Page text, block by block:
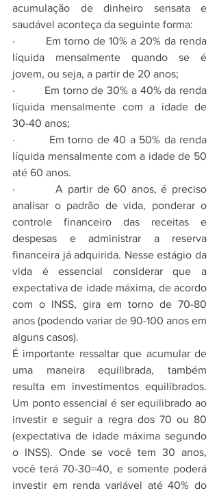
acumulação de dinheiro sensata e
saudável aconteça da seguinte forma:
·         Em torno de 10% a 20% da renda
líquida mensalmente quando se é
jovem, ou seja, a partir de 20 anos;
·         Em torno de 30% a 40% da renda
líquida mensalmente com a idade de
30-40 anos;
·         Em torno de 40 a 50% da renda
líquida mensalmente com a idade de 50
até 60 anos.
·         A partir de 60 anos, é preciso
analisar o padrão de vida, ponderar o
controle financeiro das receitas e
despesas e administrar a reserva
financeira já adquirida. Nesse estágio da
vida é essencial considerar que a
expectativa de idade máxima, de acordo
com o INSS, gira em torno de 70-80
anos (podendo variar de 90-100 anos em
alguns casos).
É importante ressaltar que acumular de
uma maneira equilibrada, também
resulta em investimentos equilibrados.
Um ponto essencial é ser equilibrado ao
investir e seguir a regra dos 70 ou 80
(expectativa de idade máxima segundo
o INSS). Onde se você tem 30 anos,
você terá 70-30=40, e somente poderá
investir em renda variável até 40% do